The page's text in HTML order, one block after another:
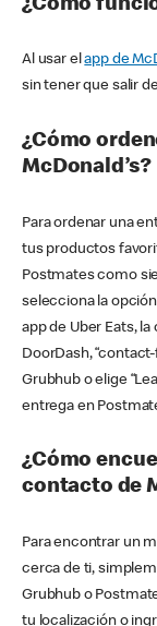
¿Cómo
Al usar elapp de
sin tener que salir
¿Cómo
McDonald’s?
Para ordenar una
tus productos
Postmates como
selecciona la opción
app de Uber Eats, la
DoorDash,
Grubhub o elige
entrega en
¿Cómo
contacto de
Para encontrar un
cerca de ti,
Grubhub o
tu localización o